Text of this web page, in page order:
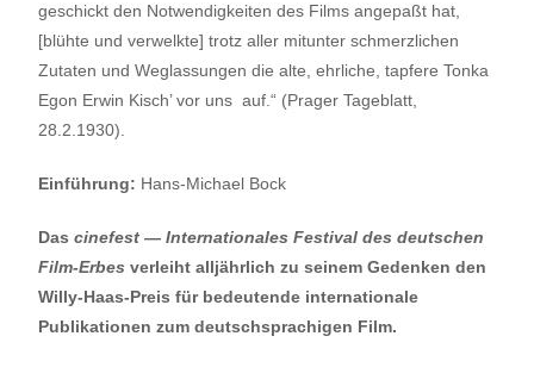
geschickt den Notwendigkeiten des Films angepaßt hat,
[blühte und verwelkte] trotz aller mitunter schmerzlichen
Zutaten und Weglassungen die alte, ehrliche, tapfere Tonka
Egon Erwin Kisch’ vor uns auf.“ (Prager Tageblatt,
28.2.1930).
Einführung: Hans-Michael Bock
Dascinefest — Internationales Festival des deutschen
Film-Erbes verleiht alljährlich zu seinem Gedenken den
Willy-Haas-Preis für bedeutende internationale
Publikationen zum deutschsprachigen Film.